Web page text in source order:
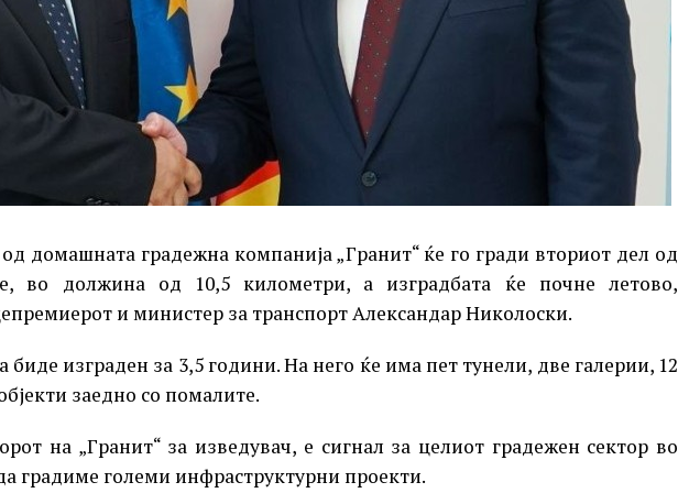
домашната градежна компанија „Гранит“ ќе го гради вториот дел од
во должина од 10,5 километри, а изградбата ќе почне летово,
и министер за транспорт Александар Николоски.
биде изграден за 3,5 години. На него ќе има пет тунели, две галерии, 12
заедно со помалите.
на „Гранит“ за изведувач, е сигнал за целиот градежен сектор во
градиме големи инфраструктурни проекти.